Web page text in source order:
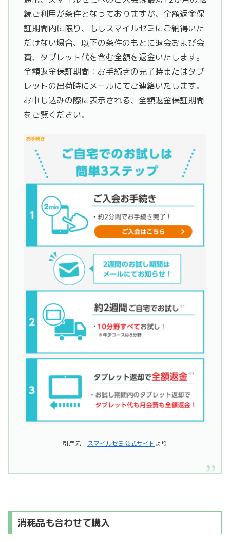
続ご利用が条件となっておりますが、全額返金保
証期間内に限り、もしスマイルゼミにご納得いた
だけない場合、以下の条件のもとに退会および会
費、タブレット代を含む全額を返金いたします。
全額返金保証期間：お手続きの完了時またはタブ
レットの出荷時にメールにてご連絡いたします。
お申し込みの際に表示される、全額返金保証期間
をご覧ください。
引用元： スマイルゼミ公式サイトより
消耗品も合わせて購入